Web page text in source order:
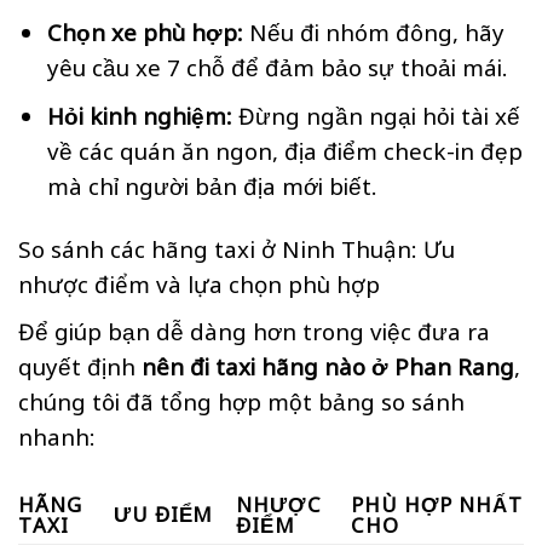
Chọn xe phù hợp: Nếu đi nhóm đông, hãy
yêu cầu xe 7 chỗ để đảm bảo sự thoải mái.
Hỏi kinh nghiệm: Đừng ngần ngại hỏi tài xế
về các quán ăn ngon, địa điểm check-in đẹp
mà chỉ người bản địa mới biết.
So sánh các hãng taxi ở Ninh Thuận: Ưu
nhược điểm và lựa chọn phù hợp
Để giúp bạn dễ dàng hơn trong việc đưa ra
quyết định nên đi taxi hãng nào ở Phan Rang,
chúng tôi đã tổng hợp một bảng so sánh
nhanh:
HÃNG
TAXI ƯU ĐIỂM NHƯỢC
ĐIỂM
PHÙ HỢP NHẤT
CHO